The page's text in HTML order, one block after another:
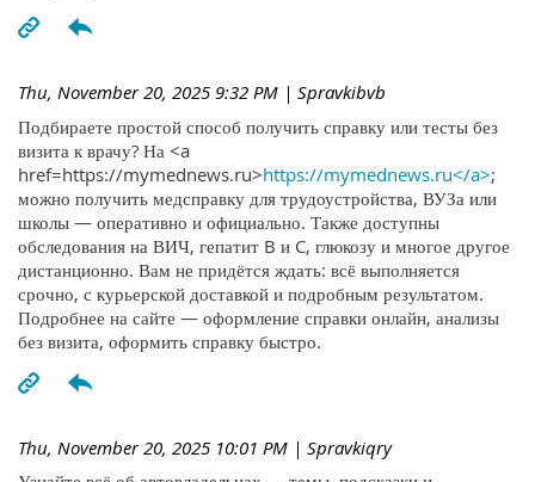
Thu, November 20, 2025 9:32 PM | Spravkibvb
Подбираете простой способ получить справку или тесты без
визита к врачу? На <a
href=https://mymednews.ru>https://mymednews.ru</a>;
можно получить медсправку для трудоустройства, ВУЗа или
школы — оперативно и официально. Также доступны
обследования на ВИЧ, гепатит B и C, глюкозу и многое другое
дистанционно. Вам не придётся ждать: всё выполняется
срочно, с курьерской доставкой и подробным результатом.
Подробнее на сайте — оформление справки онлайн, анализы
без визита, оформить справку быстро.
Thu, November 20, 2025 10:01 PM | Spravkiqry